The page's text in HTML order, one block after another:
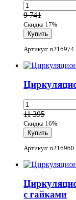
9 741
Скидка 17%
Артикул: n216974
11 395
Скидка 16%
Артикул: n216960
с гайками